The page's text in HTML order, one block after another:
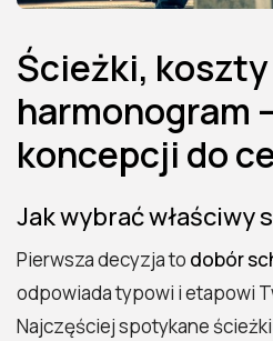
Ścieżki,
harmonogram
koncepcji do
Jak wybrać właściwy
Pierwsza decyzja to dobór
odpowiada typowi i etapowi
Najczęściej spotykane